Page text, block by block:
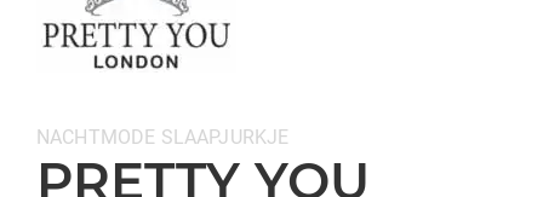
Categorieën:
NACHTMODE SLAAPJURKJE
PRETTY YOU